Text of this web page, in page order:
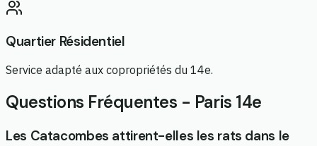
Quartier Résidentiel
Service adapté aux copropriétés du 14e.
Questions Fréquentes - Paris 14e
Les Catacombes attirent-elles les rats dans le